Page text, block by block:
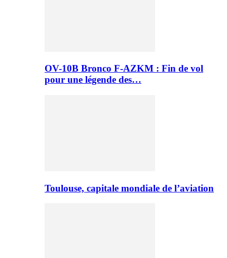
OV-10B Bronco F-AZKM : Fin de vol
pour une légende des…
Toulouse, capitale mondiale de l’aviation